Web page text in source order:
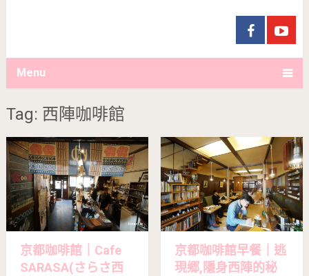
Menu
Tag: 西陣咖啡館
京都咖啡館｜Cafe
SARASA(さらさ西
京都咖啡館早餐｜逃
現郷,隱身西陣的秘